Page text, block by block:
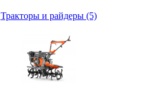
Тракторы и райдеры (5)